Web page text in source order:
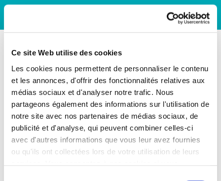
Ce site Web utilise des cookies
Les cookies nous permettent de personnaliser le contenu
et les annonces, d'offrir des fonctionnalités relatives aux
médias sociaux et d'analyser notre trafic. Nous
partageons également des informations sur l'utilisation de
notre site avec nos partenaires de médias sociaux, de
publicité et d'analyse, qui peuvent combiner celles-ci
avec d'autres informations que vous leur avez fournies
ou qu'ils ont collectées lors de votre utilisation de leurs